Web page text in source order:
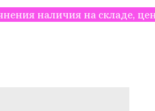
на складе, цены и